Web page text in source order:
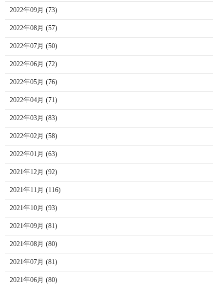
2022年09月 (73)
2022年08月 (57)
2022年07月 (50)
2022年06月 (72)
2022年05月 (76)
2022年04月 (71)
2022年03月 (83)
2022年02月 (58)
2022年01月 (63)
2021年12月 (92)
2021年11月 (116)
2021年10月 (93)
2021年09月 (81)
2021年08月 (80)
2021年07月 (81)
2021年06月 (80)